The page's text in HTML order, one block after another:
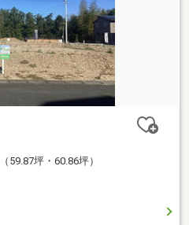
（59.87坪・60.86坪）